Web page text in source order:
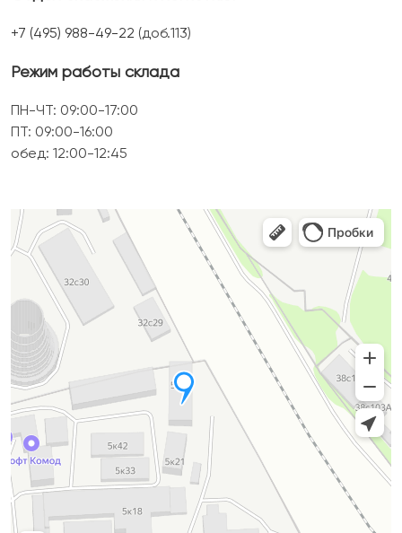
+7 (495) 988-49-22 (доб.113)
Режим работы склада
ПН-ЧТ: 09:00-17:00
ПТ: 09:00-16:00
обед: 12:00-12:45